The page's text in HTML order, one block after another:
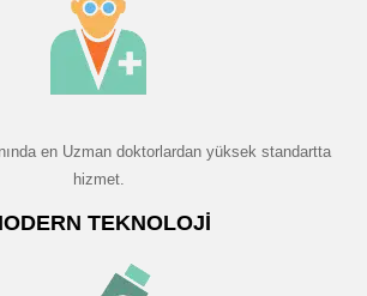
en Uzman doktorlardan yüksek standartta
hizmet.
TEKNOLOJI